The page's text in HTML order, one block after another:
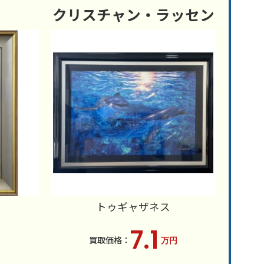
クリスチャン・ラッセン
トゥギャザネス
7.1 万円